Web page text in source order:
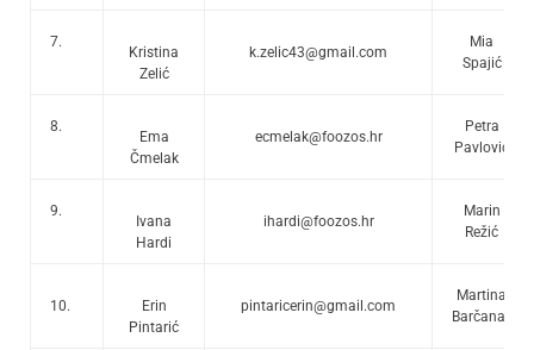
7.
Kristina
Zelić
k.zelic43@gmail.com
Mia
Spajić
8.
Ema
Čmelak
ecmelak@foozos.hr
Petra
Pavlović
9.
Ivana
Hardi
ihardi@foozos.hr
Marin
Režić
10.
Erin
Pintarić
pintaricerin@gmail.com
Martina
Barčanac